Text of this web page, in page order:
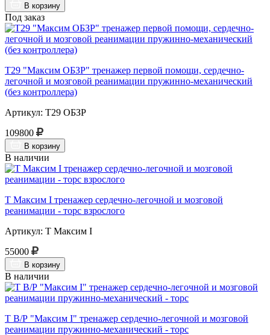
В корзину
Под заказ
Т29 "Максим ОБЗР" тренажер первой помощи, сердечно-
легочной и мозговой реанимации пружинно-механический
(без контроллера)
Артикул: Т29 ОБЗР
109800
В корзину
В наличии
Т Максим I тренажер сердечно-легочной и мозговой
реанимации - торс взрослого
Артикул: Т Максим I
55000
В корзину
В наличии
Т В/Р "Максим I" тренажер сердечно-легочной и мозговой
реанимации пружинно-механический - торс